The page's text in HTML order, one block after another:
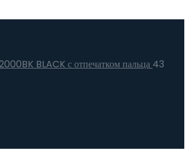
BLACK с отпечатком пальца 43